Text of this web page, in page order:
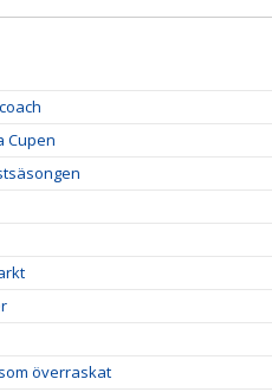
Cupen
överraskat